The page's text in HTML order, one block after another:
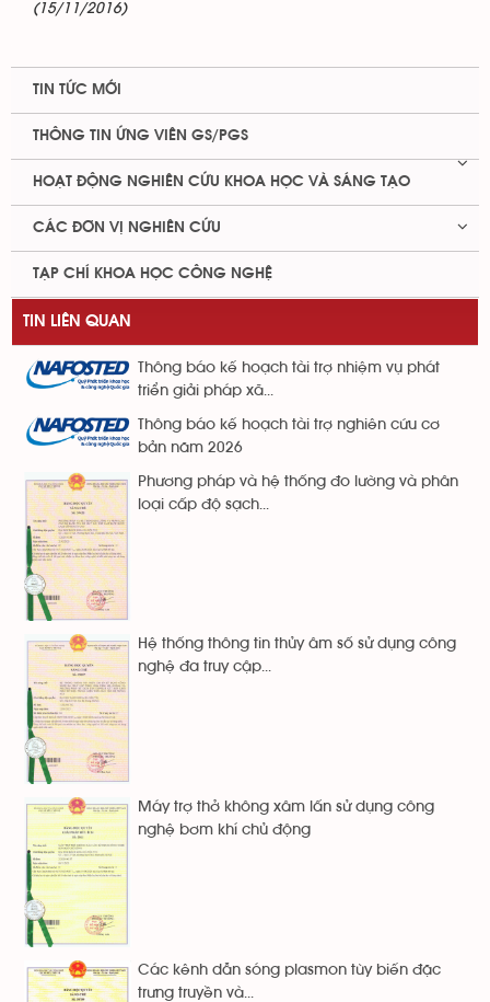
(15/11/2016)
TIN TỨC MỚI
THÔNG TIN ỨNG VIÊN GS/PGS
HOẠT ĐỘNG NGHIÊN CỨU KHOA HỌC VÀ SÁNG TẠO
CÁC ĐƠN VỊ NGHIÊN CỨU
TẠP CHÍ KHOA HỌC CÔNG NGHỆ
TIN LIÊN QUAN
Thông báo kế hoạch tài trợ nhiệm vụ phát
triển giải pháp xã...
Thông báo kế hoạch tài trợ nghiên cứu cơ
bản năm 2026
Phương pháp và hệ thống đo lường và phân
loại cấp độ sạch...
Hệ thống thông tin thủy âm số sử dụng công
nghệ đa truy cập...
Máy trợ thở không xâm lấn sử dụng công
nghệ bơm khí chủ động
Các kênh dẫn sóng plasmon tùy biến đặc
trưng truyền và...